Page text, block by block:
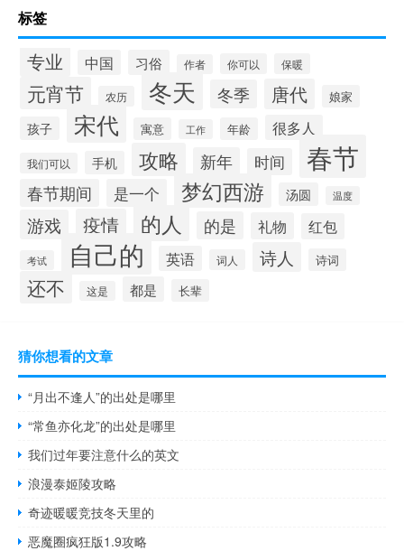
标签
专业 中国 习俗 作者 你可以 保暖
元宵节 农历 冬天 冬季 唐代 娘家
孩子 宋代 寓意 工作 年龄 很多人
我们可以 手机 攻略 新年 时间 春节
春节期间 是一个 梦幻西游 汤圆 温度
游戏 疫情 的人 的是 礼物 红包
考试 自己的 英语 词人 诗人 诗词
还不 这是 都是 长辈
猜你想看的文章
“月出不逢人”的出处是哪里
“常鱼亦化龙”的出处是哪里
我们过年要注意什么的英文
浪漫泰姬陵攻略
奇迹暖暖竞技冬天里的
恶魔圈疯狂版1.9攻略